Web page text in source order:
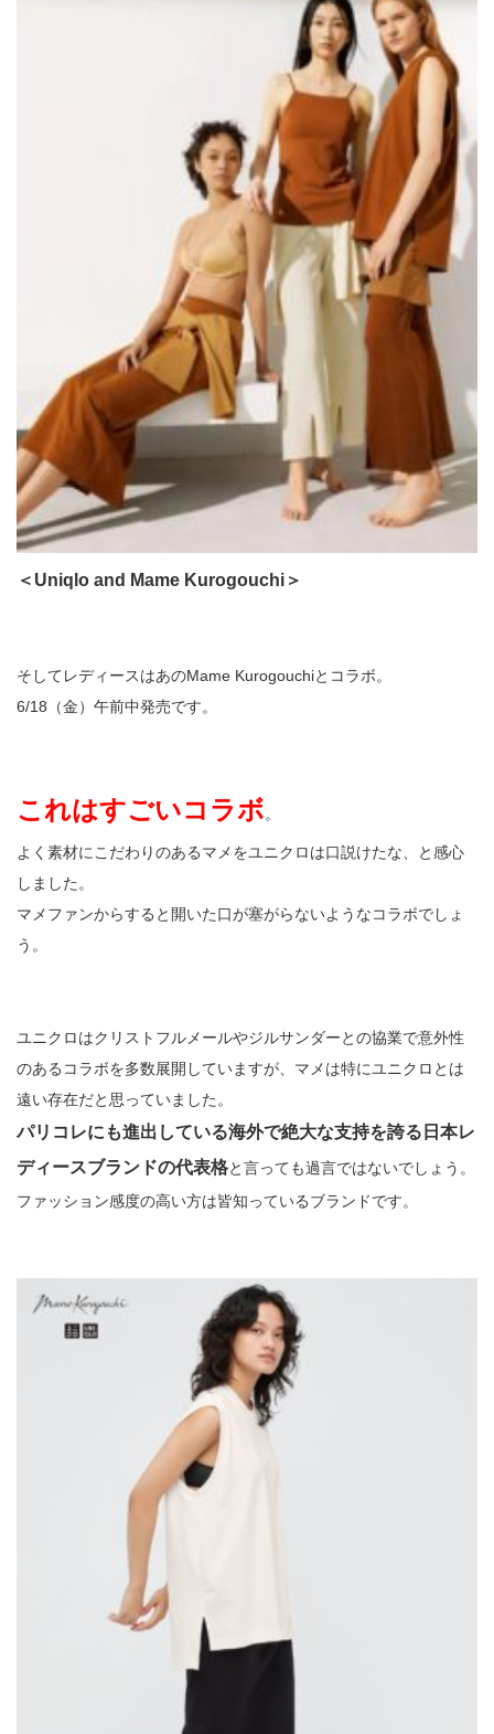
＜Uniqlo and Mame Kurogouchi＞
そしてレディースはあのMame Kurogouchiとコラボ。
6/18（金）午前中発売です。
これはすごいコラボ。
よく素材にこだわりのあるマメをユニクロは口説けたな、と感心
しました。
マメファンからすると開いた口が塞がらないようなコラボでしょ
う。
ユニクロはクリストフルメールやジルサンダーとの協業で意外性
のあるコラボを多数展開していますが、マメは特にユニクロとは
遠い存在だと思っていました。
パリコレにも進出している海外で絶大な支持を誇る日本レ
ディースブランドの代表格と言っても過言ではないでしょう。
ファッション感度の高い方は皆知っているブランドです。